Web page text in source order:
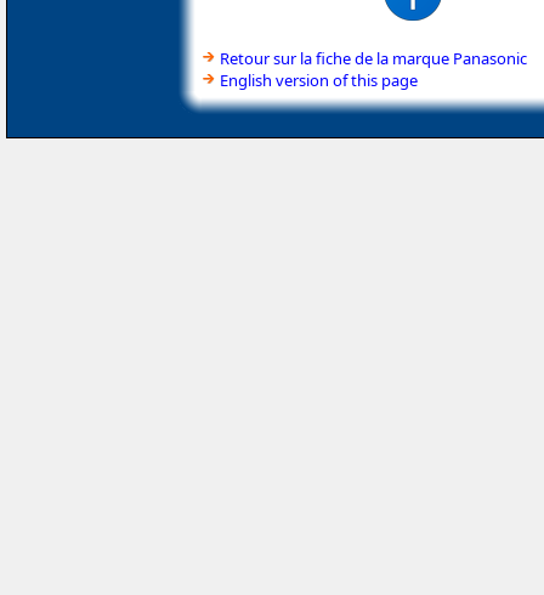
Retour sur la fiche de la marque Panasonic
English version of this page